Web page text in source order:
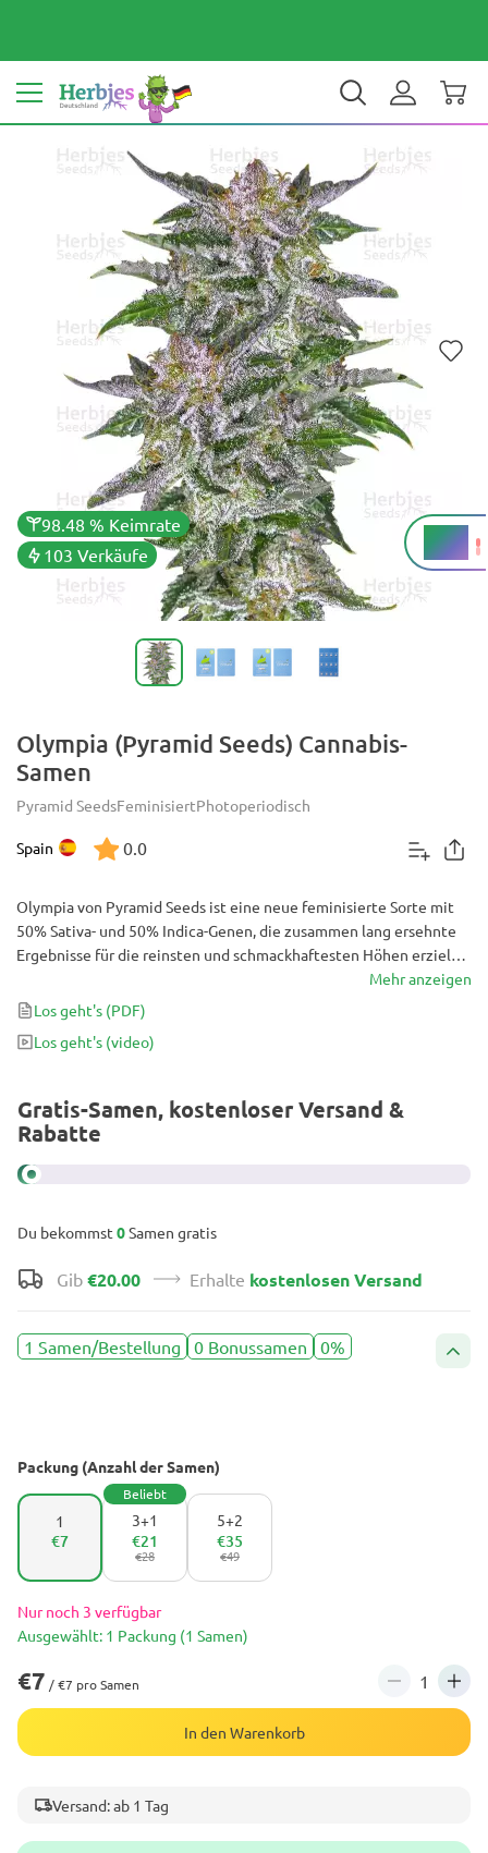
Dein Land: Deutschland € EUR DE
98.48 % Keimrate
103 Verkäufe
19 %
THC
Olympia (Pyramid Seeds) Cannabis-
Samen
Pyramid SeedsFeminisiertPhotoperiodisch
Spain 0.0
Olympia von Pyramid Seeds ist eine neue feminisierte Sorte mit
50% Sativa- und 50% Indica-Genen, die zusammen lang ersehnte
Ergebnisse für die reinsten und schmackhaftesten Höhen erzielen,
die man sich in einem Hybridsamen mit 60 Tagen Blüte und
monströsen Erträgen von 500- vorstellen kann. 1000 g.
Mehr anzeigen
Los geht's (PDF)
Los geht's (video)
Gratis-Samen, kostenloser Versand &
Rabatte
Du bekommst 0Samen gratis
Gib €20.00 Erhalte kostenlosen Versand
1 Samen/Bestellung 0 Bonussamen 0%
Packung (Anzahl der Samen)
1
€7
3+1
Beliebt
€28
€21
5+2
€49
€35
Nur noch 3 verfügbar
Ausgewählt: 1 Packung (1 Samen)
€7 / €7 pro Samen
In den Warenkorb
Versand: ab 1 Tag